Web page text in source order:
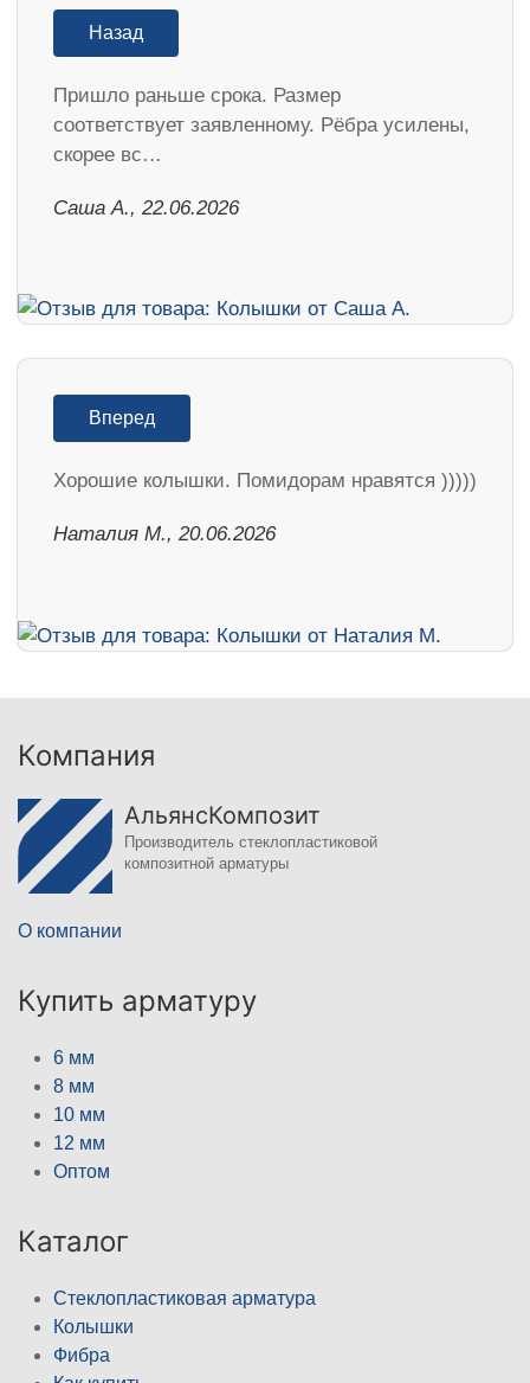
Назад
Пришло раньше срока. Размер
соответствует заявленному. Рёбра усилены,
скорее вс…
Саша А., 22.06.2026
Вперед
Хорошие колышки. Помидорам нравятся )))))
Наталия М., 20.06.2026
Компания
АльянсКомпозит
Производитель стеклопластиковой
композитной арматуры
О компании
Купить арматуру
6 мм
8 мм
10 мм
12 мм
Оптом
Каталог
Стеклопластиковая арматура
Колышки
Фибра